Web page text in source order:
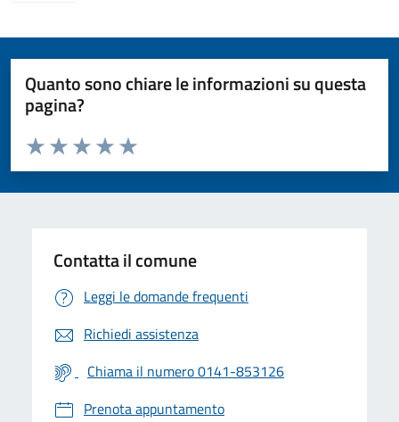
Quanto sono chiare le informazioni su questa
pagina?
Valuta da 1 a 5 stelle la pagina
Valuta 5 stelle su 5
Valuta 4 stelle su 5
Valuta 3 stelle su 5
Valuta 2 stelle su 5
Valuta 1 stelle su 5
Contatta il comune
Leggi le domande frequenti
Richiedi assistenza
Chiama il numero 0141-853126
Prenota appuntamento